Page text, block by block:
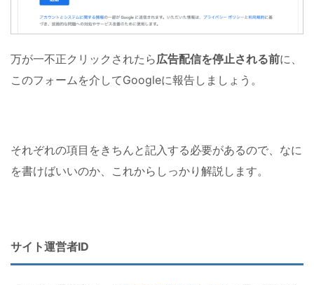
万が一不正クリックされたら広告配信を停止される前に、
このフォームを介してGoogleに報告しましょう。
それぞれの項目をきちんと記入する必要があるので、なに
を書けばいいのか、これからしっかり解説します。
サイト運営者ID